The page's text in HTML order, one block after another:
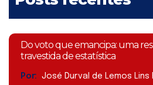
Do voto que emancipa: uma
travestida de estatística
Por: José Durval de Lemos Lins